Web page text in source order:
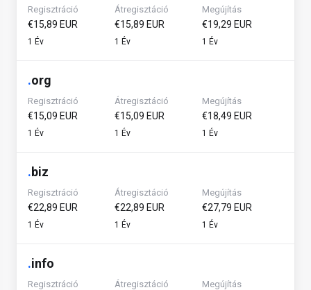
Regisztráció
€15,89 EUR
1 Év
Átregisztáció
€15,89 EUR
1 Év
Megújítás
€19,29 EUR
1 Év
.org
Regisztráció
€15,09 EUR
1 Év
Átregisztáció
€15,09 EUR
1 Év
Megújítás
€18,49 EUR
1 Év
.biz
Regisztráció
€22,89 EUR
1 Év
Átregisztáció
€22,89 EUR
1 Év
Megújítás
€27,79 EUR
1 Év
.info
Regisztráció Átregisztáció Megújítás